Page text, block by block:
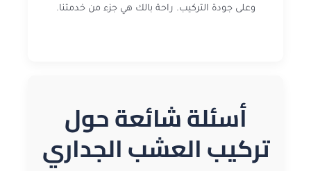
وعلى جودة التركيب. راحة بالك هي جزء من خدمتنا.
أسئلة شائعة حول
تركيب العشب الجداري